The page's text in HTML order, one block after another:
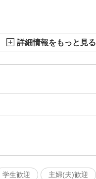
詳細情報をもっと見る
学生歓迎 主婦(夫)歓迎